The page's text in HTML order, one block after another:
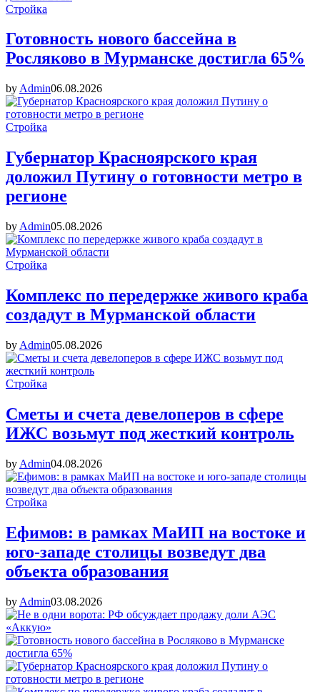
Стройка
Готовность нового бассейна в
Росляково в Мурманске достигла 65%
by Admin06.08.2026
Стройка
Губернатор Красноярского края
доложил Путину о готовности метро в
регионе
by Admin05.08.2026
Стройка
Комплекс по передержке живого краба
создадут в Мурманской области
by Admin05.08.2026
Стройка
Сметы и счета девелоперов в сфере
ИЖС возьмут под жесткий контроль
by Admin04.08.2026
Стройка
Ефимов: в рамках МаИП на востоке и
юго-западе столицы возведут два
объекта образования
by Admin03.08.2026